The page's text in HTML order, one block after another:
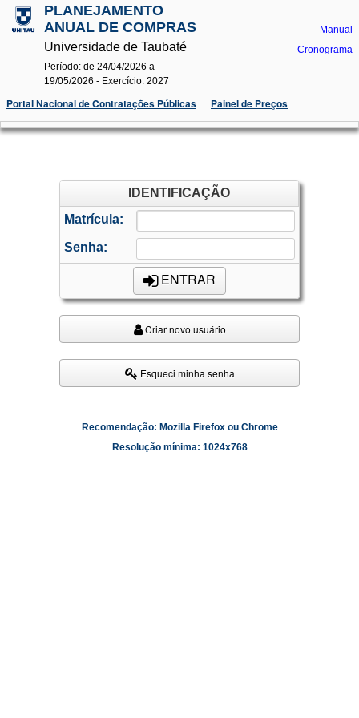
PLANEJAMENTO
ANUAL DE COMPRAS
Universidade de Taubaté
Período: de 24/04/2026 a
19/05/2026 - Exercício: 2027
Manual
Cronograma
Portal Nacional de Contratações Públicas Painel de Preços
IDENTIFICAÇÃO
Matrícula:
Senha:
ENTRAR
Criar novo usuário
Esqueci minha senha
Recomendação: Mozilla Firefox ou Chrome
Resolução mínima: 1024x768